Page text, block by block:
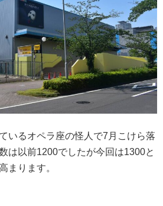
いるオペラ座の怪人で7月こけら落
は以前1200でしたが今回は1300と
まります。